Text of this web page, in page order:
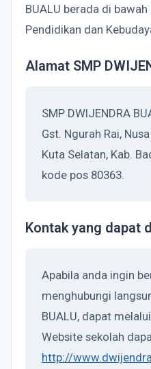
BUALU berada di
Pendidikan dan
Alamat SMP
SMP DWIJENDRA
Gst. Ngurah Rai,
Kuta Selatan, Kab.
kode pos 80363.
Kontak yang dapat
Apabila anda ingin
menghubungi
BUALU, dapat
Website sekolah
http://